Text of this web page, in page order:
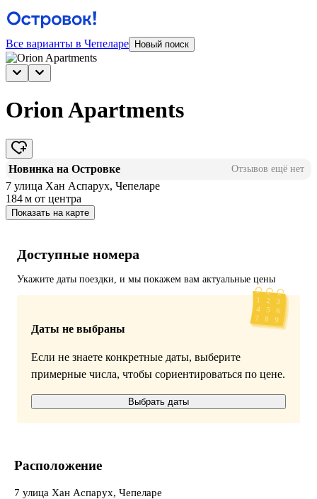
Все варианты в Чепеларе Новый поиск
Orion Apartments
Новинка на Островке Отзывов ещё нет
7 улица Хан Аспарух, Чепеларе
184 м от центра
Показать на карте
Доступные номера
Укажите даты поездки, и мы покажем вам актуальные цены
Даты не выбраны
Если не знаете конкретные даты, выберите
примерные числа, чтобы сориентироваться по цене.
Выбрать даты
Расположение
7 улица Хан Аспарух, Чепеларе